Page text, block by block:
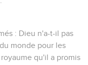
: Dieu n'a-t-il pas
monde pour les
qu'il a promis